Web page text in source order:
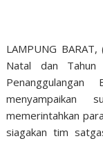
LAMPUNG
Natal dan Tahun
memerintahkan
siagakan tim